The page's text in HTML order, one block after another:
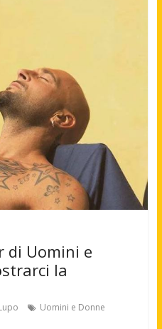
di Uomini e
la
Uomini e Donne